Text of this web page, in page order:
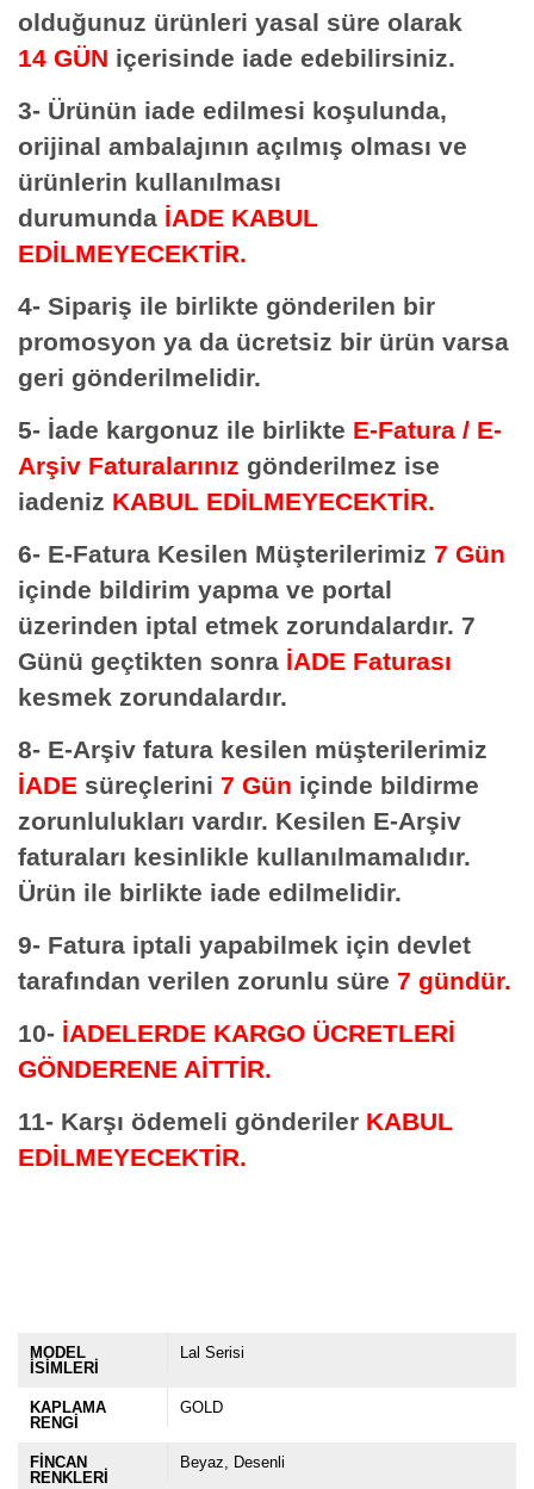
olduğunuz ürünleri yasal süre olarak
14 GÜN içerisinde iade edebilirsiniz.
3- Ürünün iade edilmesi koşulunda,
orijinal ambalajının açılmış olması ve
ürünlerin kullanılması
durumunda İADE KABUL
EDİLMEYECEKTİR.
4- Sipariş ile birlikte gönderilen bir
promosyon ya da ücretsiz bir ürün varsa
geri gönderilmelidir.
5- İade kargonuz ile birlikte E-Fatura / E-
Arşiv Faturalarınız gönderilmez ise
iadeniz KABUL EDİLMEYECEKTİR.
6- E-Fatura Kesilen Müşterilerimiz 7 Gün
içinde bildirim yapma ve portal
üzerinden iptal etmek zorundalardır. 7
Günü geçtikten sonra İADE Faturası
kesmek zorundalardır.
8- E-Arşiv fatura kesilen müşterilerimiz
İADE süreçlerini 7 Gün içinde bildirme
zorunlulukları vardır. Kesilen E-Arşiv
faturaları kesinlikle kullanılmamalıdır.
Ürün ile birlikte iade edilmelidir.
9- Fatura iptali yapabilmek için devlet
tarafından verilen zorunlu süre 7 gündür.
10- İADELERDE KARGO ÜCRETLERİ
GÖNDERENE AİTTİR.
11- Karşı ödemeli gönderiler KABUL
EDİLMEYECEKTİR.
MODEL
İSİMLERİ
Lal Serisi
KAPLAMA
RENGİ
GOLD
FİNCAN
RENKLERİ
Beyaz Desenli